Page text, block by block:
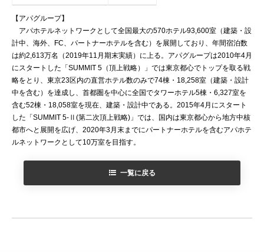
【アパグループ】
アパホテルネットワークとして全国最大の570ホテル93,600室（建築・設
計中、海外、FC、パートナーホテルを含む）を展開しており、年間宿泊数
は約2,613万名（2019年11月期末実績）に上る。アパグループは2010年4月
にスタートした「SUMMIT 5（頂上戦略）」では東京都心でトップを取る戦
略をとり、東京23区内の直営ホテル数のみで74棟・18,258室（建築・設計
中を含む）を達成し、首都圏を中心に全国でタワーホテル5棟・6,327室を
含む52棟・18,058室を現在、建築・設計中である。2015年4月にスタート
した「SUMMIT 5-Ⅱ(第二次頂上戦略)」では、国内は東京都心から地方中核
都市へと展開を広げ、2020年3月末までにパートナーホテルを含むアパホテ
ルネットワークとして10万室を目指す。
一覧に戻る